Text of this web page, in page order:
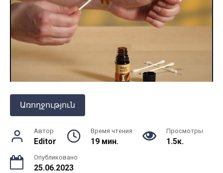
Առողջություն
Автор
Editor
Время чтения
19 мин.
Просмотры
1.5к.
Опубликовано
25.06.2023